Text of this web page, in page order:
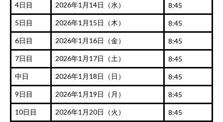
4日目 2026年1月14日（水） 8:45
5日目 2026年1月15日（木） 8:45
6日目 2026年1月16日（金） 8:45
7日目 2026年1月17日（土） 8:45
中日 2026年1月18日（日） 8:45
9日目 2026年1月19日（月） 8:45
10日目 2026年1月20日（火） 8:45